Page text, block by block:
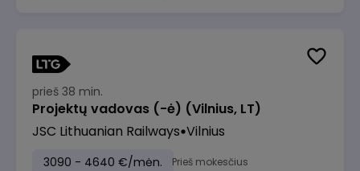
prieš 38 min.
Projektų vadovas (-ė) (Vilnius, LT)
JSC Lithuanian Railways Vilnius
3090 - 4640 €/mėn. Prieš mokesčius